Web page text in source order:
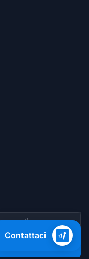
Contattaci